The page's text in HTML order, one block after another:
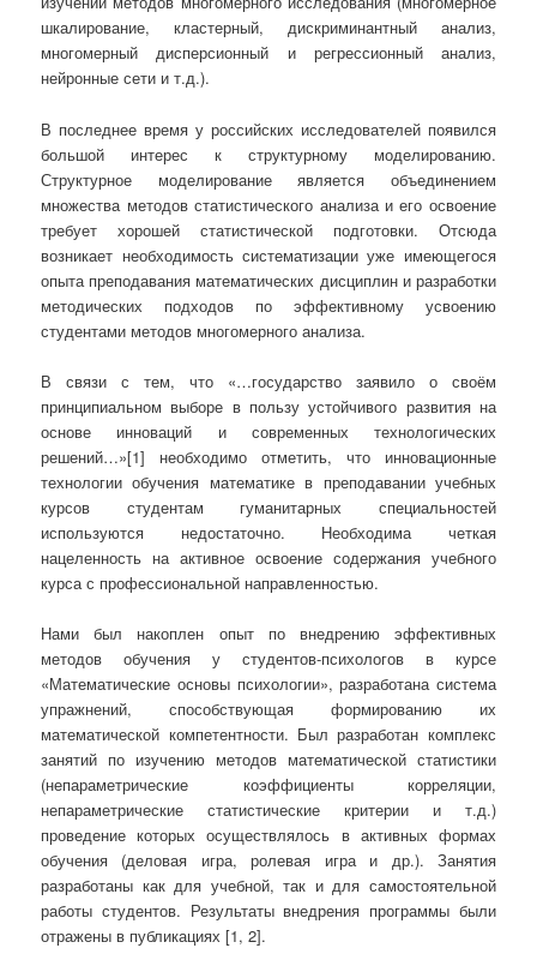
шкалирование, кластерный, дискриминантный анализ,
многомерный дисперсионный и регрессионный анализ,
нейронные сети и т.д.).
В последнее время у российских исследователей появился
большой интерес к структурному моделированию.
Структурное моделирование является объединением
множества методов статистического анализа и его освоение
требует хорошей статистической подготовки. Отсюда
возникает необходимость систематизации уже имеющегося
опыта преподавания математических дисциплин и разработки
методических подходов по эффективному усвоению
студентами методов многомерного анализа.
В связи с тем, что «…государство заявило о своём
принципиальном выборе в пользу устойчивого развития на
основе инноваций и современных технологических
решений…»[1] необходимо отметить, что инновационные
технологии обучения математике в преподавании учебных
курсов студентам гуманитарных специальностей
используются недостаточно. Необходима четкая
нацеленность на активное освоение содержания учебного
курса с профессиональной направленностью.
Нами был накоплен опыт по внедрению эффективных
методов обучения у студентов-психологов в курсе
«Математические основы психологии», разработана система
упражнений, способствующая формированию их
математической компетентности. Был разработан комплекс
занятий по изучению методов математической статистики
(непараметрические коэффициенты корреляции,
непараметрические статистические критерии и т.д.)
проведение которых осуществлялось в активных формах
обучения (деловая игра, ролевая игра и др.). Занятия
разработаны как для учебной, так и для самостоятельной
работы студентов. Результаты внедрения программы были
отражены в публикациях [1, 2].